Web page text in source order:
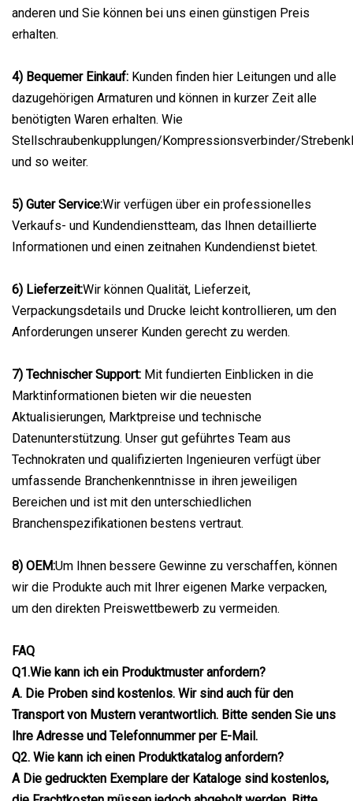
anderen und Sie können bei uns einen günstigen Preis
erhalten.
4) Bequemer Einkauf: Kunden finden hier Leitungen und alle
dazugehörigen Armaturen und können in kurzer Zeit alle
benötigten Waren erhalten. Wie
Stellschraubenkupplungen/Kompressionsverbinder/
und so weiter.
5) Guter Service:Wir verfügen über ein professionelles
Verkaufs- und Kundendienstteam, das Ihnen detaillierte
Informationen und einen zeitnahen Kundendienst bietet.
6) Lieferzeit:Wir können Qualität, Lieferzeit,
Verpackungsdetails und Drucke leicht kontrollieren, um den
Anforderungen unserer Kunden gerecht zu werden.
7) Technischer Support: Mit fundierten Einblicken in die
Marktinformationen bieten wir die neuesten
Aktualisierungen, Marktpreise und technische
Datenunterstützung. Unser gut geführtes Team aus
Technokraten und qualifizierten Ingenieuren verfügt über
umfassende Branchenkenntnisse in ihren jeweiligen
Bereichen und ist mit den unterschiedlichen
Branchenspezifikationen bestens vertraut.
8) OEM:Um Ihnen bessere Gewinne zu verschaffen, können
wir die Produkte auch mit Ihrer eigenen Marke verpacken,
um den direkten Preiswettbewerb zu vermeiden.
FAQ
Q1.Wie kann ich ein Produktmuster anfordern?
A. Die Proben sind kostenlos. Wir sind auch für den
Transport von Mustern verantwortlich. Bitte senden Sie uns
Ihre Adresse und Telefonnummer per E-Mail.
Q2. Wie kann ich einen Produktkatalog anfordern?
A Die gedruckten Exemplare der Kataloge sind kostenlos,